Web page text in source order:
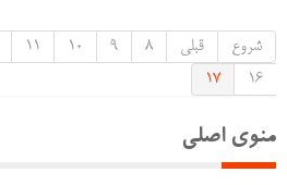
شروع
قبلی 8
9
10
11
16
17
منوی اصلی